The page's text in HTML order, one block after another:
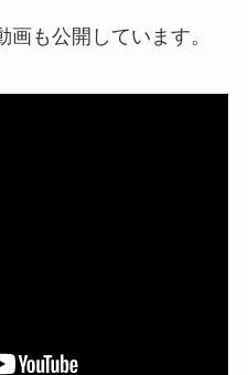
も公開しています。